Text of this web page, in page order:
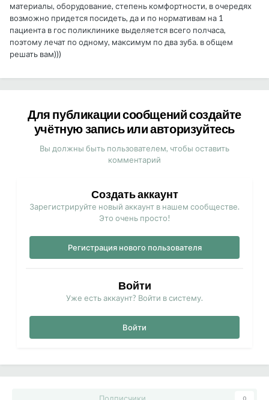
материалы, оборудование, степень комфортности, в очередях
возможно придется посидеть, да и по нормативам на 1
пациента в гос поликлинике выделяется всего полчаса,
поэтому лечат по одному, максимум по два зуба. в общем
решать вам)))
Для публикации сообщений создайте
учётную запись или авторизуйтесь
Вы должны быть пользователем, чтобы оставить
комментарий
Создать аккаунт
Зарегистрируйте новый аккаунт в нашем сообществе.
Это очень просто!
Регистрация нового пользователя
Войти
Уже есть аккаунт? Войти в систему.
Войти
0